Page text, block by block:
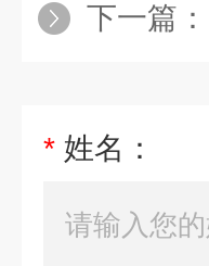
下一篇：
* 姓名：